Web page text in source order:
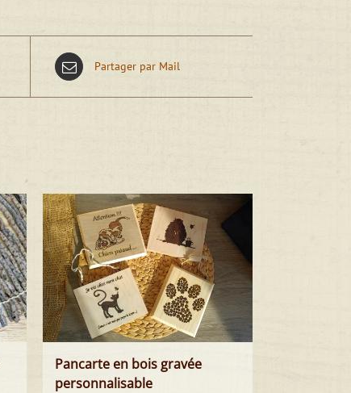
Partager par Mail
Pancarte en bois gravée
personnalisable